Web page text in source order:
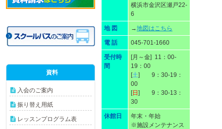
横浜市金沢区瀬戸22-
6
地 図 →地図はこちら
電 話 045-701-1660
受付時
間
[月～金] 11：00-
19：00
[土] 9：30-19：
00
[日 ] 9：30-13：
30
休館日
年末・年始
※施設メンテナンス
資料
入会のご案内
振り替え用紙
レッスンプログラム表